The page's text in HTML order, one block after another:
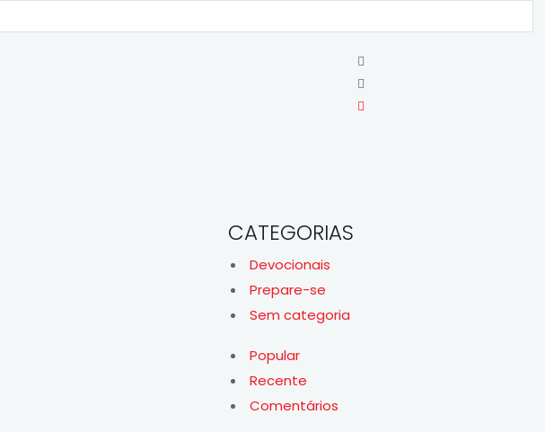
CATEGORIAS
Devocionais
Prepare-se
Sem categoria
Popular
Recente
Comentários